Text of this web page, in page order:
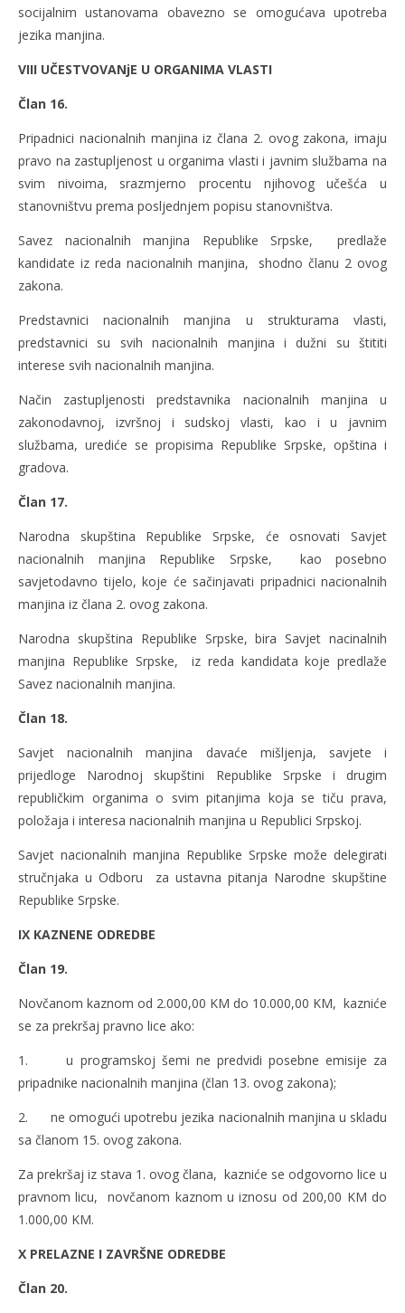
socijalnim ustanovama obavezno se omogućava upotreba
jezika manjina.
VIII UČESTVOVANjE U ORGANIMA VLASTI
Član 16.
Pripadnici nacionalnih manjina iz člana 2. ovog zakona, imaju
pravo na zastupljenost u organima vlasti i javnim službama na
svim nivoima, srazmjerno procentu njihovog učešća u
stanovništvu prema posljednjem popisu stanovništva.
Savez nacionalnih manjina Republike Srpske, predlaže
kandidate iz reda nacionalnih manjina, shodno članu 2 ovog
zakona.
Predstavnici nacionalnih manjina u strukturama vlasti,
predstavnici su svih nacionalnih manjina i dužni su štititi
interese svih nacionalnih manjina.
Način zastupljenosti predstavnika nacionalnih manjina u
zakonodavnoj, izvršnoj i sudskoj vlasti, kao i u javnim
službama, urediće se propisima Republike Srpske, opština i
gradova.
Član 17.
Narodna skupština Republike Srpske, će osnovati Savjet
nacionalnih manjina Republike Srpske, kao posebno
savjetodavno tijelo, koje će sačinjavati pripadnici nacionalnih
manjina iz člana 2. ovog zakona.
Narodna skupština Republike Srpske, bira Savjet nacinalnih
manjina Republike Srpske, iz reda kandidata koje predlaže
Savez nacionalnih manjina.
Član 18.
Savjet nacionalnih manjina davaće mišljenja, savjete i
prijedloge Narodnoj skupštini Republike Srpske i drugim
republičkim organima o svim pitanjima koja se tiču prava,
položaja i interesa nacionalnih manjina u Republici Srpskoj.
Savjet nacionalnih manjina Republike Srpske može delegirati
stručnjaka u Odboru za ustavna pitanja Narodne skupštine
Republike Srpske.
IX KAZNENE ODREDBE
Član 19.
Novčanom kaznom od 2.000,00 KM do 10.000,00 KM, kazniće
se za prekršaj pravno lice ako:
1. u programskoj šemi ne predvidi posebne emisije za
pripadnike nacionalnih manjina (član 13. ovog zakona);
2. ne omogući upotrebu jezika nacionalnih manjina u skladu
sa članom 15. ovog zakona.
Za prekršaj iz stava 1. ovog člana, kazniće se odgovorno lice u
pravnom licu, novčanom kaznom u iznosu od 200,00 KM do
1.000,00 KM.
X PRELAZNE I ZAVRŠNE ODREDBE
Član 20.